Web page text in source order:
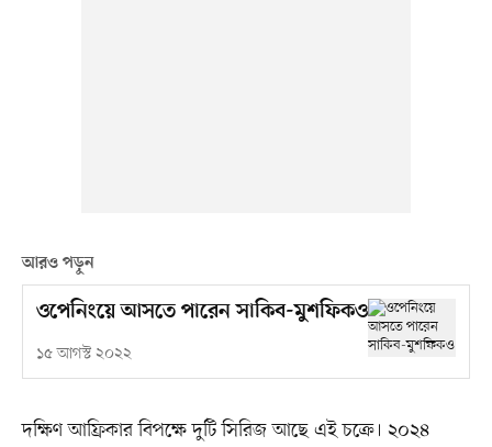
আরও পড়ুন
ওপেনিংয়ে আসতে পারেন সাকিব-মুশফিকও
১৫ আগস্ট ২০২২
দক্ষিণ আফ্রিকার বিপক্ষে দুটি সিরিজ আছে এই চক্রে। ২০২৪